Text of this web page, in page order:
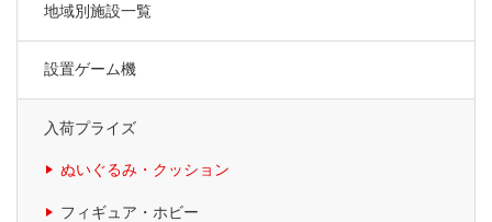
地域別施設一覧
設置ゲーム機
入荷プライズ
ぬいぐるみ・クッション
フィギュア・ホビー